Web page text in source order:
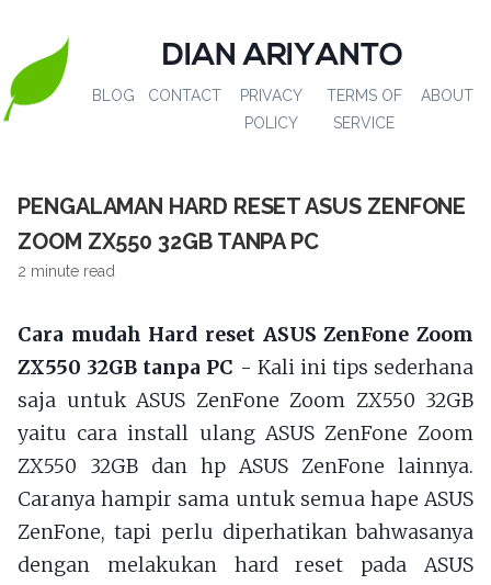
DIAN ARIYANTO
BLOG CONTACT
PRIVACY
POLICY
TERMS OF
SERVICE
ABOUT
PENGALAMAN HARD RESET ASUS ZENFONE
ZOOM ZX550 32GB TANPA PC
2 minute read
Cara mudah Hard reset ASUS ZenFone Zoom
ZX550 32GB tanpa PC - Kali ini tips sederhana
saja untuk ASUS ZenFone Zoom ZX550 32GB
yaitu cara install ulang ASUS ZenFone Zoom
ZX550 32GB dan hp ASUS ZenFone lainnya.
Caranya hampir sama untuk semua hape ASUS
ZenFone, tapi perlu diperhatikan bahwasanya
dengan melakukan hard reset pada ASUS